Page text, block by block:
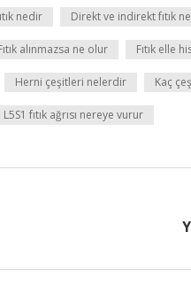
nedir Direkt ve indirekt fıtık
alınmazsa ne olur Fıtık elle
Herni çeşitleri nelerdir Kaç
L5S1 fıtık ağrısı nereye vurur